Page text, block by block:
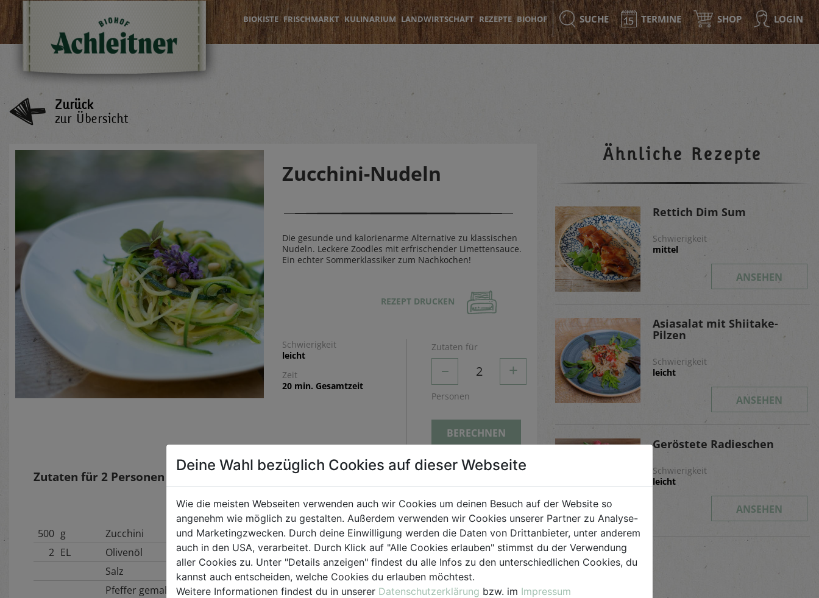
BIOKISTE FRISCHMARKT KULINARIUM LANDWIRTSCHAFT REZEPTE BIOHOF SUCHE TERMINE SHOP LOGIN
Zurück
zur Übersicht
Zucchini-Nudeln
Die gesunde und kalorienarme Alternative zu klassischen
Nudeln. Leckere Zoodles mit erfrischender Limettensauce.
Ein echter Sommerklassiker zum Nachkochen!
REZEPT DRUCKEN
Schwierigkeit
leicht
Zeit
20 min. Gesamtzeit
Zutaten für
– 2 +
Personen
BERECHNEN
Zutaten für 2 Personen
500 g
Zucchini
2 EL
Olivenöl
Salz
Pfeffer gemahlen
Zubereitung
Zucchini mit einem Spiralschneider oder Hobel in
feine, längliche Streifen schneiden.
Zucchininudeln in wenig Öl bissfest garen, mit
Salz und Pfeffer sowie Limetten- oder
Zitronensaft abschmecken und mit Petersilie
bestreuen.
Ähnliche Rezepte
Rettich Dim Sum
Schwierigkeit
mittel
ANSEHEN
Asiasalat mit Shiitake-
Pilzen
Schwierigkeit
leicht
ANSEHEN
Geröstete Radieschen
Schwierigkeit
leicht
ANSEHEN
Deine Wahl bezüglich Cookies auf dieser Webseite
Wie die meisten Webseiten verwenden auch wir Cookies um deinen Besuch auf der Website so
angenehm wie möglich zu gestalten. Außerdem verwenden wir Cookies unserer Partner zu Analyse-
und Marketingzwecken. Durch deine Einwilligung werden die Daten von Drittanbieter, unter anderem
auch in den USA, verarbeitet. Durch Klick auf "Alle Cookies erlauben" stimmst du der Verwendung
aller Cookies zu. Unter "Details anzeigen" findest du alle Infos zu den unterschiedlichen Cookies, du
kannst auch entscheiden, welche Cookies du erlauben möchtest.
Weitere Informationen findest du in unserer Datenschutzerklärung bzw. im Impressum